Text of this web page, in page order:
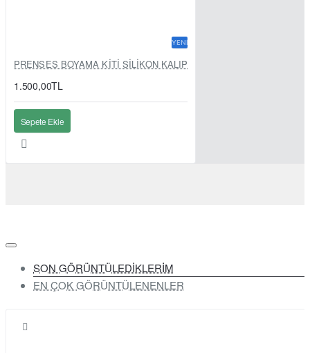
YENI
PRENSES BOYAMA KİTİ SİLİKON KALIP
1.500,00TL
Sepete Ekle
SON GÖRÜNTÜLEDİKLERİM
EN ÇOK GÖRÜNTÜLENENLER